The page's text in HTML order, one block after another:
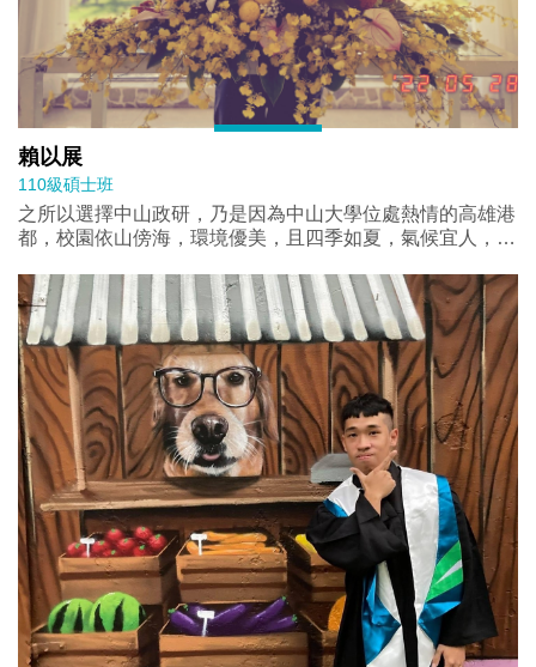
賴以展
110級碩士班
之所以選擇中山政研，乃是因為中山大學位處熱情的高雄港
都，校園依山傍海，環境優美，且四季如夏，氣候宜人，更
資源豐富。